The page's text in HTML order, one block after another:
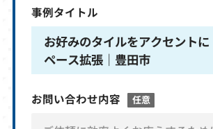
事例タイトル
お好みのタイルをアクセント
ペース拡張｜豊田市
お問い合わせ内容 任意